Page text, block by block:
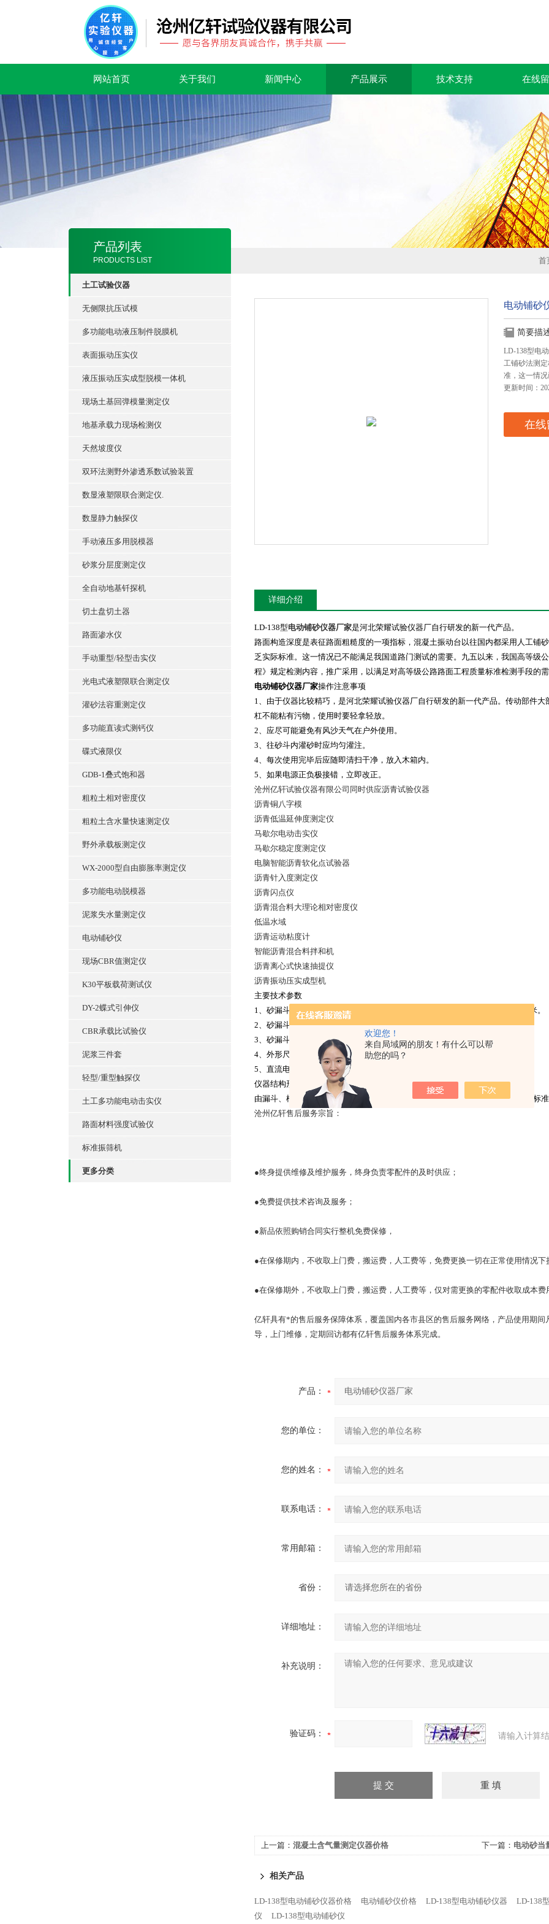
欢迎您！
来自局域网的朋友！有什么可以帮
助您的吗？
网站首页 关于我们 新闻中心 产品展示 技术支持 在线
产品列表
PRODUCTS LIST
土工试验仪器
无侧限抗压试模
多功能电动液压制件脱膜机
表面振动压实仪
液压振动压实成型脱模一体机
现场土基回弹模量测定仪
地基承载力现场检测仪
天然坡度仪
双环法测野外渗透系数试验装置
数显液塑限联合测定仪.
数显静力触探仪
手动液压多用脱模器
砂浆分层度测定仪
全自动地基钎探机
切土盘切土器
路面渗水仪
手动重型/轻型击实仪
光电式液塑限联合测定仪
灌砂法容重测定仪
多功能直读式测钙仪
碟式液限仪
GDB-1叠式饱和器
粗粒土相对密度仪
粗粒土含水量快速测定仪
野外承载板测定仪
WX-2000型自由膨胀率测定仪
多功能电动脱模器
泥浆失水量测定仪
电动铺砂仪
现场CBR值测定仪
K30平板载荷测试仪
DY-2蝶式引伸仪
CBR承载比试验仪
泥浆三件套
轻型/重型触探仪
土工多功能电动击实仪
路面材料强度试验仪
标准振筛机
更多分类
首
电动铺砂
简要描
LD-138型电
工铺砂法测
准，这一情况
更新时间：
在线
详细介绍
LD-138型电动铺砂仪器厂家是河北荣耀试验仪器厂自行研发的新一代产品。
路面构造深度是表征路面粗糙度的一项指标，混凝土振动台以往国内都采用人工铺
乏实际标准。这一情况已不能满足我国道路门测试的需要。九五以来，我国高等级
程》规定检测内容，推广采用，以满足对高等级公路路面工程质量标准检测手段的需
电动铺砂仪器厂家操作注意事项
1、由于仪器比较精巧，是河北荣耀试验仪器厂自行研发的新一代产品。传动部件
杠不能粘有污物，使用时要轻拿轻放。
2、应尽可能避免有风沙天气在户外使用。
3、往砂斗内灌砂时应均匀灌注。
4、每次使用完毕后应随即清扫干净，放入木箱内。
5、如果电源正负极接错，立即改正。
沧州亿轩试验仪器有限公司同时供应沥青试验仪器
沥青铜八字模
沥青低温延伸度测定仪
马歇尔电动击实仪
马歇尔稳定度测定仪
电脑智能沥青软化点试验器
沥青针入度测定仪
沥青闪点仪
沥青混合料大理论相对密度仪
低温水域
沥青运动粘度计
智能沥青混合料拌和机
沥青离心式快速抽提仪
沥青振动压实成型机
主要技术参数
1、砂漏斗容积约70毫升，砂漏斗下部开口宽度2.7毫米铺砂带尺寸：宽50厚4毫米。
2、砂漏斗移动速度：约15毫每秒。
3、砂漏斗移动范围：约290毫米。
4、外形尺寸：470×160×140毫米
5、直流电机电源：12伏、3.3安培。
仪器结构形式
由漏斗、框架、标尺、微型电机、控制操作器组成。标准配件有标定用玻璃板、标准
沧州亿轩售后服务宗旨：
●终身提供维修及维护服务，终身负责零配件的及时供应；
●免费提供技术咨询及服务；
●新品依照购销合同实行整机免费保修，
●在保修期内，不收取上门费，搬运费，人工费等，免费更换一切在正常使用情况下
●在保修期外，不收取上门费，搬运费，人工费等，仅对需更换的零配件收取成本费
亿轩具有*的售后服务保障体系，覆盖国内各市县区的售后服务网络，产品使用期
导，上门维修，定期回访都有亿轩售后服务体系完成。
产品：
您的单位：
您的姓名：
联系电话：
常用邮箱：
省份：
详细地址：
补充说明：
验证码： 请输入计算
上一篇： 混凝土含气量测定仪器价格 下一篇： 电动砂当
相关产品
LD-138型电动铺砂仪器价格 电动铺砂仪价格 LD-138型电动铺砂仪器 LD-138
仪
LD-138型电动铺砂仪